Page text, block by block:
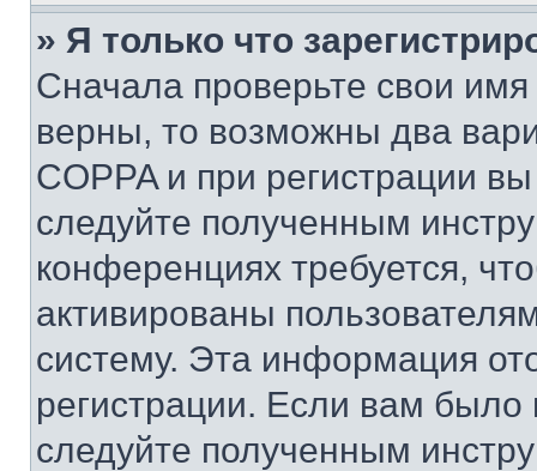
» Я только что
Сначала проверьте свои
верны, то возможны два
COPPA и при регистрации
следуйте полученным
конференциях требуется,
активированы
систему. Эта информация
регистрации. Если вам
следуйте полученным